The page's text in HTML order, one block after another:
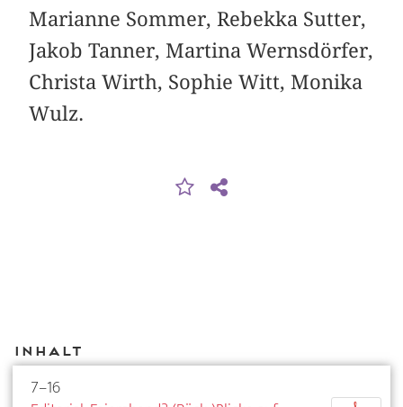
Marianne Sommer, Rebekka Sutter,
Jakob Tanner, Martina Wernsdörfer,
Christa Wirth, Sophie Witt, Monika
Wulz.
Inhalt
7–16